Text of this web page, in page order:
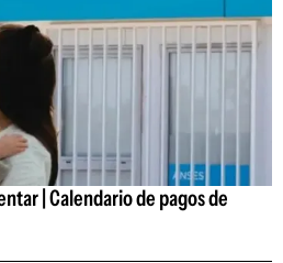
| Calendario de pagos de